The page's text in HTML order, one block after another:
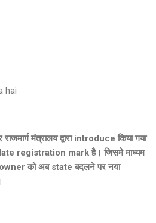
hai
मंत्रालय द्वारा introduce किया गया
registration mark है। जिसमे माध्यम
को अब state बदलने पर नया